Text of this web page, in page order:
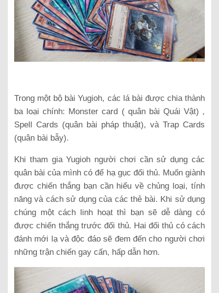
Trong một bộ bài Yugioh, các lá bài được chia thành
ba loại chính: Monster card ( quân bài Quái Vật) ,
Spell Cards (quân bài pháp thuật), và Trap Cards
(quân bài bẫy).
Khi tham gia Yugioh người chơi cần sử dụng các
quân bài của mình có để hạ gục đối thủ. Muốn giành
được chiến thắng bạn cần hiểu về chủng loại, tính
năng và cách sử dụng của các thẻ bài. Khi sử dụng
chúng một cách linh hoạt thì bạn sẽ dễ dàng có
được chiến thắng trước đối thủ. Hai đối thủ có cách
đánh mới lạ và độc đáo sẽ đem đến cho người chơi
những trận chiến gay cấn, hấp dẫn hơn.